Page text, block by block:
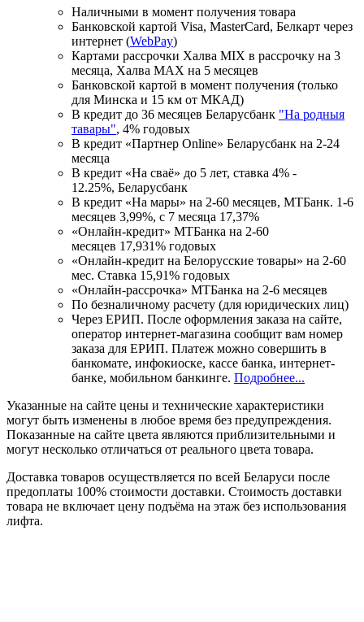
Наличными в момент получения товара
Банковской картой Visa, MasterCard, Белкарт через
интернет (WebPay)
Картами рассрочки Халва MIX в рассрочку на 3
месяца, Халва MАХ на 5 месяцев
Банковской картой в момент получения (только
для Минска и 15 км от МКАД)
В кредит до 36 месяцев Беларусбанк "На родныя
тавары", 4% годовых
В кредит «Партнер Online» Беларусбанк на 2-24
месяца
В кредит «На сваё» до 5 лет, ставка 4% -
12.25%, Беларусбанк
В кредит «На мары» на 2-60 месяцев, МТБанк. 1-6
месяцев 3,99%, с 7 месяца 17,37%
«Онлайн-кредит» МТБанка на 2-60
месяцев 17,931% годовых
«Онлайн-кредит на Белорусские товары» на 2-60
мес. Ставка 15,91% годовых
«Онлайн-рассрочка» МТБанка на 2-6 месяцев
По безналичному расчету (для юридических лиц)
Через ЕРИП. После оформления заказа на сайте,
оператор интернет-магазина сообщит вам номер
заказа для ЕРИП. Платеж можно совершить в
банкомате, инфокиоске, кассе банка, интернет-
банке, мобильном банкинге. Подробнее...
Указанные на сайте цены и технические характеристики
могут быть изменены в любое время без предупреждения.
Показанные на сайте цвета являются приблизительными и
могут несколько отличаться от реального цвета товара.
Доставка товаров осуществляется по всей Беларуси после
предоплаты 100% стоимости доставки. Стоимость доставки
товара не включает цену подъёма на этаж без использования
лифта.